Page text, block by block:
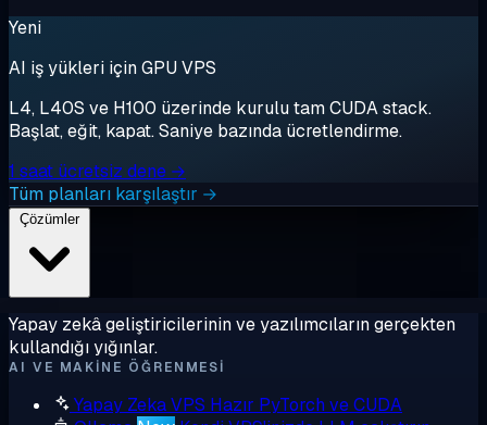
Yeni
AI iş yükleri için GPU VPS
L4, L40S ve H100 üzerinde kurulu tam CUDA stack.
Başlat, eğit, kapat. Saniye bazında ücretlendirme.
1 saat ücretsiz dene →
Tüm planları karşılaştır →
Çözümler
Yapay zekâ geliştiricilerinin ve yazılımcıların gerçekten
kullandığı yığınlar.
AI VE MAKINE ÖĞRENMESI
Yapay Zeka VPS Hazır PyTorch ve CUDA